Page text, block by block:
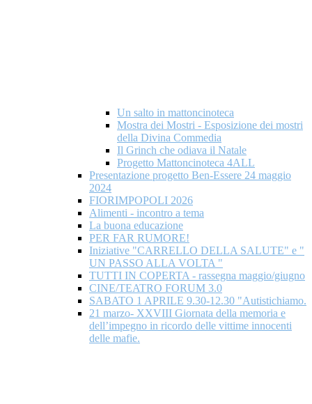
Un salto in mattoncinoteca
Mostra dei Mostri - Esposizione dei mostri
della Divina Commedia
Il Grinch che odiava il Natale
Progetto Mattoncinoteca 4ALL
Presentazione progetto Ben-Essere 24 maggio
2024
FIORIMPOPOLI 2026
Alimenti - incontro a tema
La buona educazione
PER FAR RUMORE!
Iniziative "CARRELLO DELLA SALUTE" e "
UN PASSO ALLA VOLTA "
TUTTI IN COPERTA - rassegna maggio/giugno
CINE/TEATRO FORUM 3.0
SABATO 1 APRILE 9.30-12.30 "Autistichiamo.
21 marzo- XXVIII Giornata della memoria e
dell’impegno in ricordo delle vittime innocenti
delle mafie.